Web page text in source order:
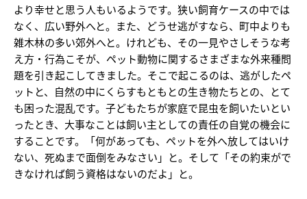
より幸せと思う人もいるようです。狭い飼育ケースの中では
なく、広い野外へと。また、どうせ逃がすなら、町中よりも
雑木林の多い郊外へと。けれども、その一見やさしそうな考
え方・行為こそが、ペット動物に関するさまざまな外来種問
題を引き起こしてきました。そこで起こるのは、逃がしたペ
ットと、自然の中にくらすもともとの生き物たちとの、とて
も困った混乱です。子どもたちが家庭で昆虫を飼いたいとい
ったとき、大事なことは飼い主としての責任の自覚の機会に
することです。「何があっても、ペットを外へ放してはいけ
ない、死ぬまで面倒をみなさい」と。そして「その約束がで
きなければ飼う資格はないのだよ」と。